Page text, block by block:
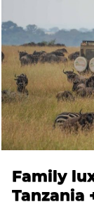
Family
Tanzania